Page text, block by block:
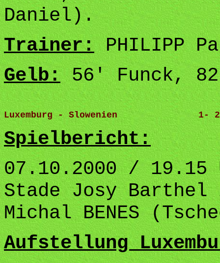
Daniel).
Trainer:PHILIPP
Gelb:56' Funck,
Luxemburg - Slowenien               1-
Spielbericht:
07.10.2000 / 19.15
Stade Josy
Michal BENES
Aufstellung